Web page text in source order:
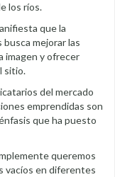
los ríos.
que la
mejorar las
imagen y ofrecer
sitio.
del mercado
emprendidas son
que ha puesto
queremos
vacíos en diferentes